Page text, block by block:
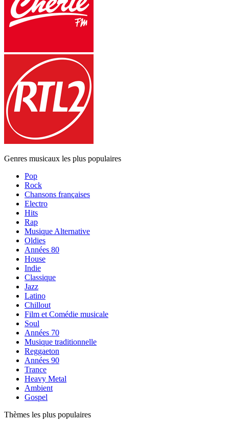
Genres musicaux les plus populaires
Pop
Rock
Chansons françaises
Electro
Hits
Rap
Musique Alternative
Oldies
Années 80
House
Indie
Classique
Jazz
Latino
Chillout
Film et Comédie musicale
Soul
Années 70
Musique traditionnelle
Reggaeton
Années 90
Trance
Heavy Metal
Ambient
Gospel
Thèmes les plus populaires